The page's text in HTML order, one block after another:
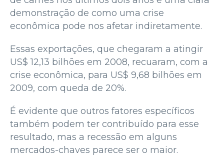
demonstração de como uma crise
econômica pode nos afetar indiretamente.
Essas exportações, que chegaram a atingir
US$ 12,13 bilhões em 2008, recuaram, com a
crise econômica, para US$ 9,68 bilhões em
2009, com queda de 20%.
É evidente que outros fatores específicos
também podem ter contribuído para esse
resultado, mas a recessão em alguns
mercados-chaves parece ser o maior.